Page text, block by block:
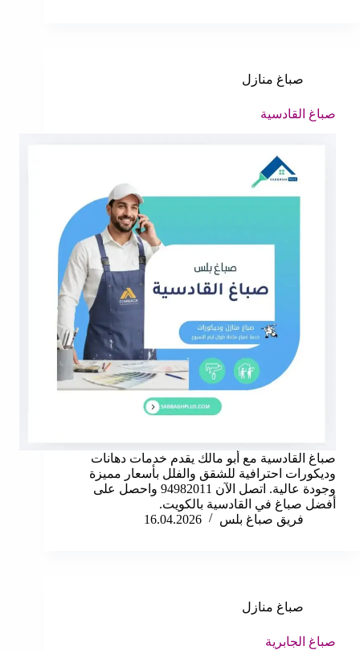
صباغ منازل
صباغ القادسية
صباغ القادسية مع أبو مالك يقدم خدمات دهانات
وديكورات احترافية للشقق والفلل بأسعار مميزة
وجودة عالية. اتصل الآن 94982011 واحصل على
أفضل صباغ في القادسية بالكويت.
فريق صباغ بلس
16.04.2026
صباغ منازل
صباغ الجابرية